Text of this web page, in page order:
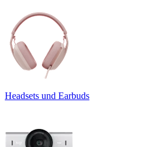
Headsets und Earbuds